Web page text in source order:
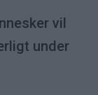
vil
under